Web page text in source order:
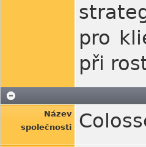
pro
při
Název
společnosti